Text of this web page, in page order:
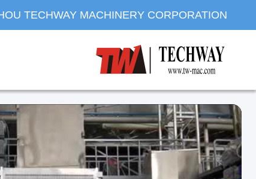
TECHWAY MACHINERY CORPORATION